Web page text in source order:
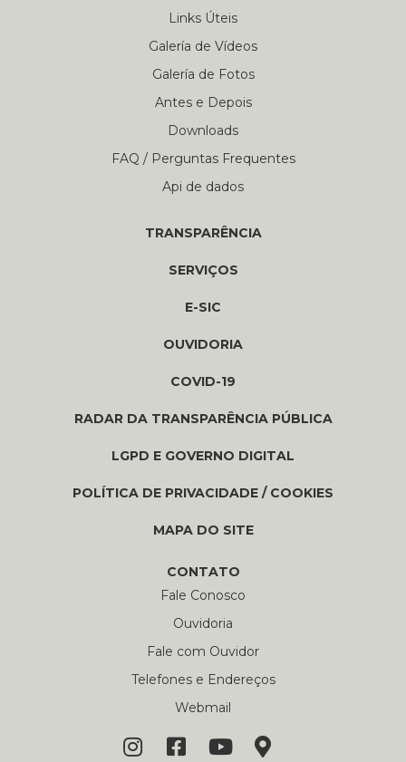
Links Úteis
Galería de Vídeos
Galería de Fotos
Antes e Depois
Downloads
FAQ / Perguntas Frequentes
Api de dados
TRANSPARÊNCIA
SERVIÇOS
E-SIC
OUVIDORIA
COVID-19
RADAR DA TRANSPARÊNCIA PÚBLICA
LGPD E GOVERNO DIGITAL
POLÍTICA DE PRIVACIDADE / COOKIES
MAPA DO SITE
CONTATO
Fale Conosco
Ouvidoria
Fale com Ouvidor
Telefones e Endereços
Webmail